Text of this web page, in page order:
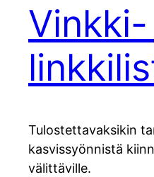
Vinkki-
Tulostettavaksikin
kasvissyönnistä
välittäville.